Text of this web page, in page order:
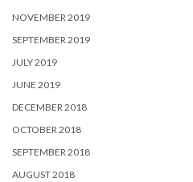
NOVEMBER 2019
SEPTEMBER 2019
JULY 2019
JUNE 2019
DECEMBER 2018
OCTOBER 2018
SEPTEMBER 2018
AUGUST 2018